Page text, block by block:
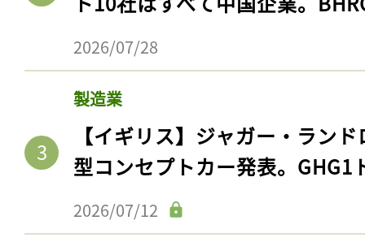
2026/07/28
製造業
【イギリス】ジャガー・ラン
型コンセプトカー発表。GHG1
2026/07/12
記事をお気に入りに
ログインが必